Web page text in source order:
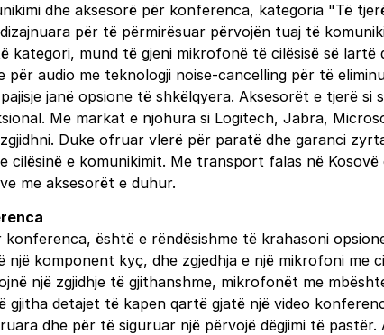
dhe aksesorë për konferenca, kategoria "Të
për të përmirësuar përvojën tuaj të
kategori, mund të gjeni mikrofonë të cilësisë së
për audio me teknologji noise-cancelling për të
janë opsione të shkëlqyera. Aksesorët e tjerë
Me markat e njohura si Logitech, Jabra,
Duke ofruar vlerë për paratë dhe garanci
cilësinë e komunikimit. Me transport falas në
me aksesorët e duhur.
konferenca, është e rëndësishme të krahasoni
një komponent kyç, dhe zgjedhja e një mikrofoni
një zgjidhje të gjithanshme, mikrofonët me
detajet të kapen qartë gjatë një video
dhe për të siguruar një përvojë dëgjimi të